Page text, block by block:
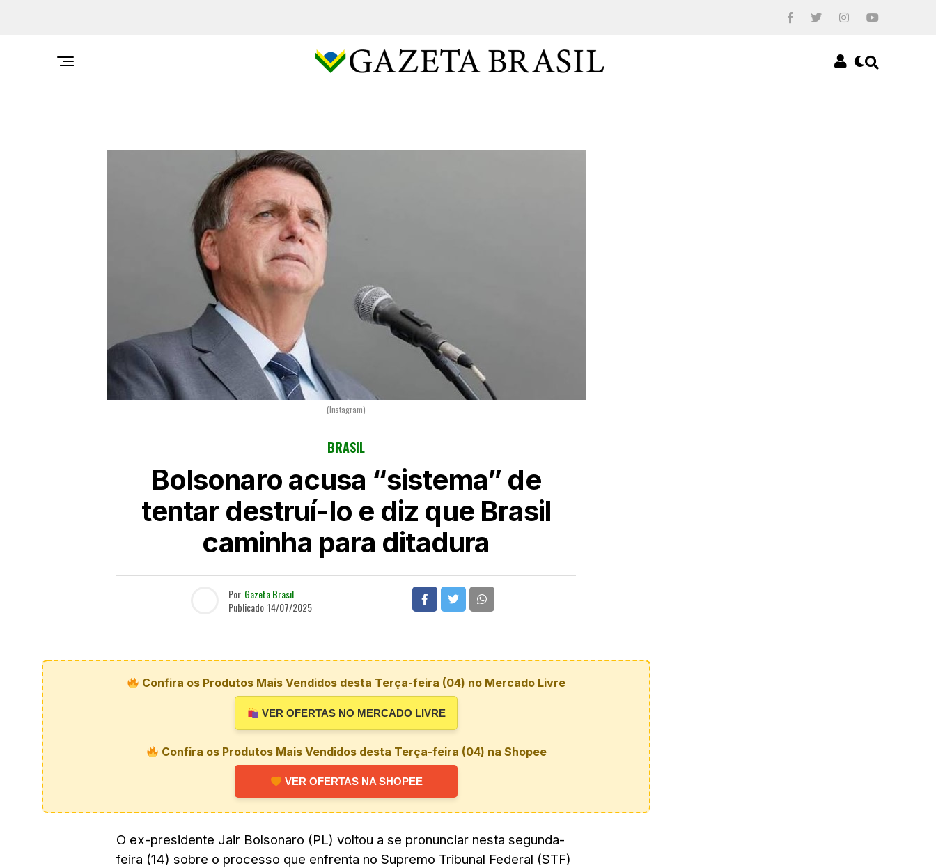
(Instagram)
BRASIL
Bolsonaro acusa “sistema” de
tentar destruí-lo e diz que Brasil
caminha para ditadura
Por Gazeta Brasil
Publicado 14/07/2025
Confira os Produtos Mais Vendidos desta Terça-feira (04) no Mercado Livre
VER OFERTAS NO MERCADO LIVRE
Confira os Produtos Mais Vendidos desta Terça-feira (04) na Shopee
VER OFERTAS NA SHOPEE
O ex-presidente Jair Bolsonaro (PL) voltou a se pronunciar nesta segunda-
feira (14) sobre o processo que enfrenta no Supremo Tribunal Federal (STF)